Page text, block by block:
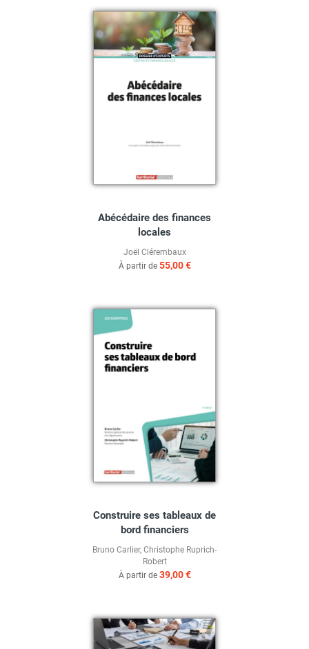
Abécédaire des finances
locales
Joël Clérembaux
À partir de 55,00 €
Construire ses tableaux de
bord financiers
Bruno Carlier, Christophe Ruprich-
Robert
À partir de 39,00 €